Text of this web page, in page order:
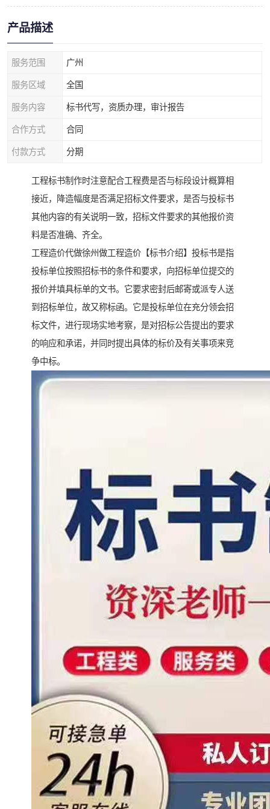
产品描述
服务范围 广州
服务区域 全国
服务内容 标书代写，资质办理，审计报告
合作方式 合同
付款方式 分期
工程标书制作时注意配合工程费是否与标段设计概算相
接近，降造幅度是否满足招标文件要求，是否与投标书
其他内容的有关说明一致，招标文件要求的其他报价资
料是否准确、齐全。
工程造价代做徐州做工程造价【标书介绍】投标书是指
投标单位按照招标书的条件和要求，向招标单位提交的
报价并填具标单的文书。它要求密封后邮寄或派专人送
到招标单位，故又称标函。它是投标单位在充分领会招
标文件，进行现场实地考察，是对招标公告提出的要求
的响应和承诺，并同时提出具体的标价及有关事项来竞
争中标。